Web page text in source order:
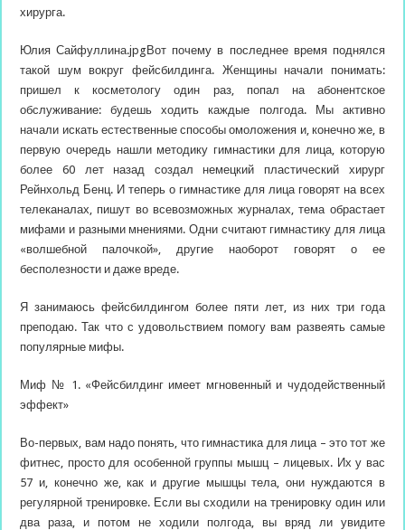
хирурга.
Юлия Сайфуллина.jpgВот почему в последнее время поднялся
такой шум вокруг фейсбилдинга. Женщины начали понимать:
пришел к косметологу один раз, попал на абонентское
обслуживание: будешь ходить каждые полгода. Мы активно
начали искать естественные способы омоложения и, конечно же, в
первую очередь нашли методику гимнастики для лица, которую
более 60 лет назад создал немецкий пластический хирург
Рейнхольд Бенц. И теперь о гимнастике для лица говорят на всех
телеканалах, пишут во всевозможных журналах, тема обрастает
мифами и разными мнениями. Одни считают гимнастику для лица
«волшебной палочкой», другие наоборот говорят о ее
бесполезности и даже вреде.
Я занимаюсь фейсбилдингом более пяти лет, из них три года
преподаю. Так что с удовольствием помогу вам развеять самые
популярные мифы.
Миф № 1. «Фейсбилдинг имеет мгновенный и чудодейственный
эффект»
Во-первых, вам надо понять, что гимнастика для лица – это тот же
фитнес, просто для особенной группы мышц – лицевых. Их у вас
57 и, конечно же, как и другие мышцы тела, они нуждаются в
регулярной тренировке. Если вы сходили на тренировку один или
два раза, и потом не ходили полгода, вы вряд ли увидите